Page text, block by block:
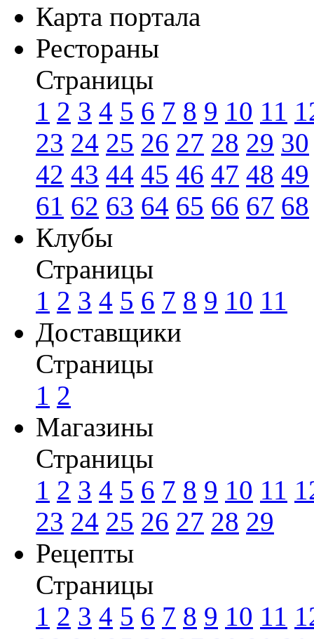
Карта портала
Рестораны
Страницы
1 2 3 4 5 6 7 8 9 10 11
23 24 25 26 27 28 29 30
42 43 44 45 46 47 48 49
61 62 63 64 65 66 67 68
Клубы
Страницы
1 2 3 4 5 6 7 8 9 10 11
Доставщики
Страницы
1 2
Магазины
Страницы
1 2 3 4 5 6 7 8 9 10 11
23 24 25 26 27 28 29
Рецепты
Страницы
1 2 3 4 5 6 7 8 9 10 11